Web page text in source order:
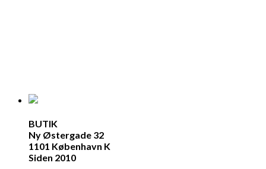
BUTIK
Ny Østergade 32
1101 København K
Siden 2010